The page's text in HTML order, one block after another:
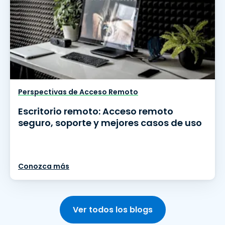
Perspectivas de Acceso Remoto
Escritorio remoto: Acceso remoto
seguro, soporte y mejores casos de uso
Conozca más
Ver todos los blogs